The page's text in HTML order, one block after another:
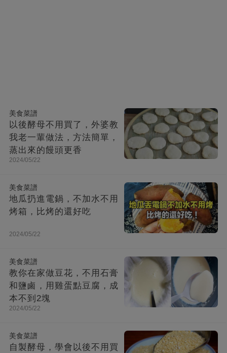
美食菜譜
以後酵母不用買了，外婆教
我老一輩做法，方法簡單，
蒸出來的饅頭更香
2024/05/22
美食菜譜
地瓜扔進電鍋，不加水不用
烤箱，比烤的還好吃
2024/05/22
美食菜譜
教你在家做豆花，不用石膏
和鹽鹵，用雞蛋點豆腐，成
本不到2塊
2024/05/22
美食菜譜
自製酵母，學會以後不用買